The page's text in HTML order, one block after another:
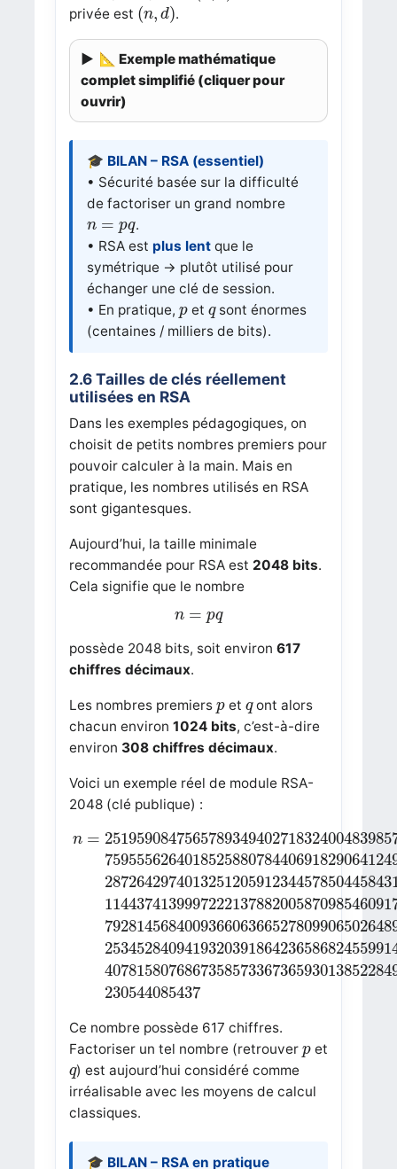
privée est (n, d)
( n d).
📐 Exemple mathématique
complet simplifié (cliquer pour
ouvrir)
🎓 BILAN – RSA (essentiel)
• Sécurité basée sur la difficulté
de factoriser un grand nombre
n = pq
n=p q .
• RSA est plus lentque le
symétrique → plutôt utilisé pour
échanger une clé de session.
• En pratique, p
pet q
qsont énormes
(centaines / milliers de bits).
2.6 Tailles de clés réellement
utilisées en RSA
Dans les exemples pédagogiques, on
choisit de petits nombres premiers pour
pouvoir calculer à la main. Mais en
pratique, les nombres utilisés en RSA
sont gigantesques.
Aujourd’hui, la taille minimale
recommandée pour RSA est 2048 bits.
Cela signifie que le nombre
n = pq
n =pq
possède 2048 bits, soit environ 617
chiffres décimaux.
Les nombres premiers p
pet q
qont alors
chacun environ 1024 bits, c’est-à-dire
environ 308 chiffres décimaux.
Voici un exemple réel de module RSA-
2048 (clé publique) :
n =
230544085437
Ce nombre possède 617 chiffres.
Factoriser un tel nombre (retrouver p
pet
q
q) est aujourd’hui considéré comme
irréalisable avec les moyens de calcul
classiques.
🎓 BILAN – RSA en pratique